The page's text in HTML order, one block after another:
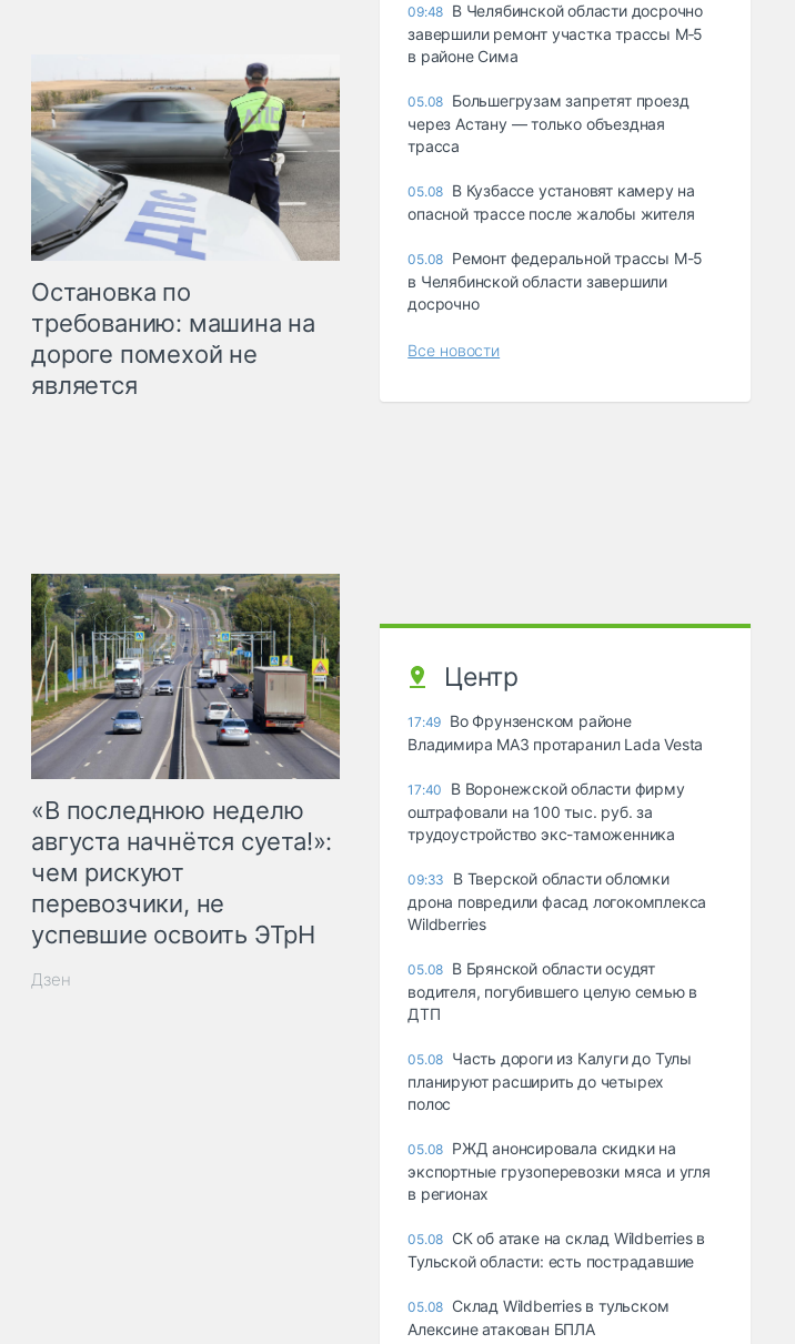
Остановка по
требованию: машина на
дороге помехой не
является
«В последнюю неделю
августа начнётся суета!»:
чем рискуют
перевозчики, не
успевшие освоить ЭТрН
Дзен
09:48 В Челябинской области досрочно
завершили ремонт участка трассы М‑5
в районе Сима
05.08 Большегрузам запретят проезд
через Астану — только объездная
трасса
05.08 В Кузбассе установят камеру на
опасной трассе после жалобы жителя
05.08 Ремонт федеральной трассы М-5
в Челябинской области завершили
досрочно
Все новости
Центр
17:49 Во Фрунзенском районе
Владимира МАЗ протаранил Lada Vesta
17:40
В Воронежской области фирму
оштрафовали на 100 тыс. руб. за
трудоустройство экс-таможенника
09:33
В Тверской области обломки
дрона повредили фасад логокомплекса
Wildberries
05.08 В Брянской области осудят
водителя, погубившего целую семью в
ДТП
05.08 Часть дороги из Калуги до Тулы
планируют расширить до четырех
полос
05.08 РЖД анонсировала скидки на
экспортные грузоперевозки мяса и угля
в регионах
05.08 СК об атаке на склад Wildberries в
Тульской области: есть пострадавшие
05.08 Склад Wildberries в тульском
Алексине атакован БПЛА